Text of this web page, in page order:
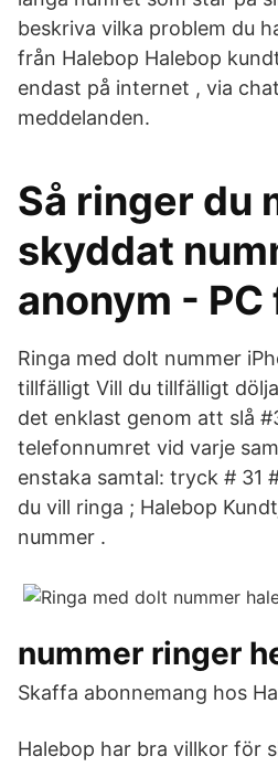
beskriva vilka problem du
från Halebop Halebop
endast på internet , via
meddelanden.
Så ringer du
skyddat
anonym - PC
Ringa med dolt nummer
tillfälligt Vill du tillfälligt
det enklast genom att slå
telefonnumret vid varje
enstaka samtal: tryck # 31
du vill ringa ; Halebop
nummer .
nummer ringer
Skaffa abonnemang hos
Halebop har bra villkor för